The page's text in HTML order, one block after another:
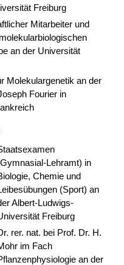
Freiburg
Mitarbeiter und
an der Universität
Molekulargenetik an der
Fourier in
Lehramt) in
Chemie und
(Sport) an
Albert-Ludwigs-
Freiburg
rer. nat. bei Prof. Dr. H.
im Fach
an der